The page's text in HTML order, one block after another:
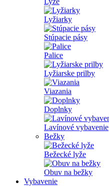
Lyžiarky
Stúpacie pásy
Palice
Lyžiarske prilby
Viazania
Doplnky
Lavínové vybavenie
Bežky
Bežecké lyže
Obuv na bežky
Vybavenie